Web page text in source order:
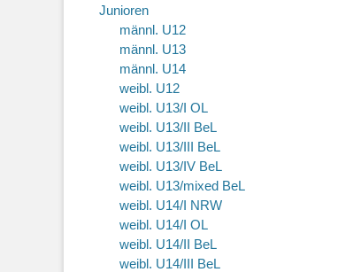
Junioren
männl. U12
männl. U13
männl. U14
weibl. U12
weibl. U13/I OL
weibl. U13/II BeL
weibl. U13/III BeL
weibl. U13/IV BeL
weibl. U13/mixed BeL
weibl. U14/I NRW
weibl. U14/I OL
weibl. U14/II BeL
weibl. U14/III BeL